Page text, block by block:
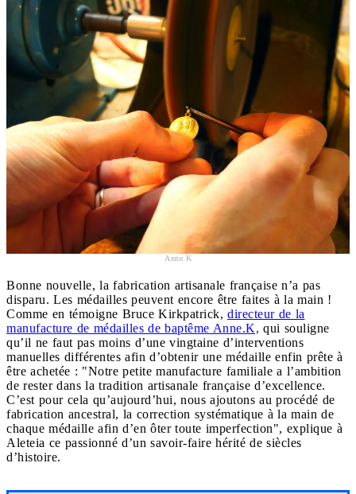
Anne.K
Bonne nouvelle, la fabrication artisanale française n’a pas
disparu. Les médailles peuvent encore être faites à la main !
Comme en témoigne Bruce Kirkpatrick, directeur de la
manufacture de médailles de baptême Anne.K, qui souligne
qu’il ne faut pas moins d’une vingtaine d’interventions
manuelles différentes afin d’obtenir une médaille enfin prête à
être achetée : "Notre petite manufacture familiale a l’ambition
de rester dans la tradition artisanale française d’excellence.
C’est pour cela qu’aujourd’hui, nous ajoutons au procédé de
fabrication ancestral, la correction systématique à la main de
chaque médaille afin d’en ôter toute imperfection", explique à
Aleteia ce passionné d’un savoir-faire hérité de siècles
d’histoire.